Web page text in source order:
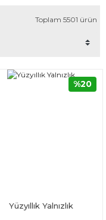
Toplam 5501 ürün
Yüzyıllık Yalnızlık
%20